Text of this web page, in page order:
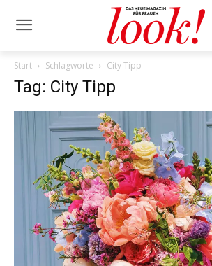
Start Schlagworte City Tipp
Tag: City Tipp